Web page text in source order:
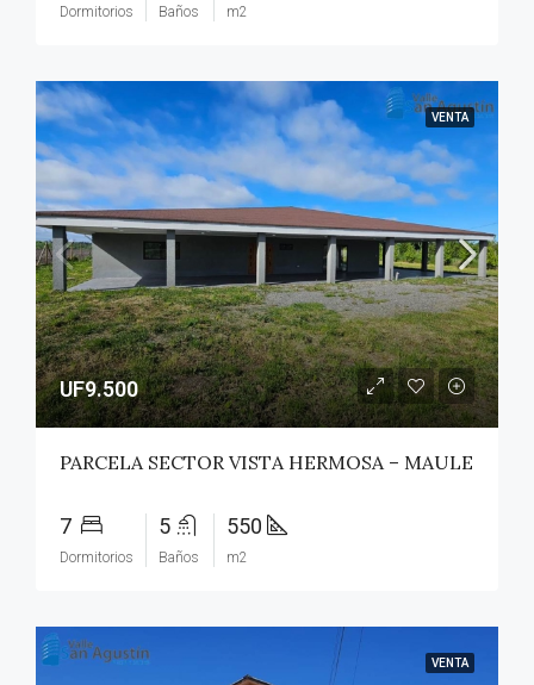
Dormitorios Baños m2
VENTA
UF9.500
PARCELA SECTOR VISTA HERMOSA – MAULE
7
Dormitorios
5
Baños
550
m2
VENTA